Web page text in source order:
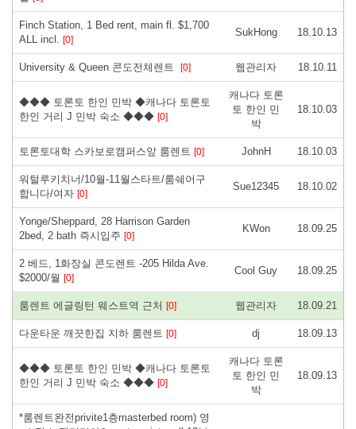
Finch Station, 1 Bed rent, main fl. $1,700
ALL incl. [0]
SukHong 18.10.13
University & Queen 콘도전체렌트 [0] 웹관리자 18.10.11
◆◆◆ 토론토 한인 민박 ◆캐나다 토론토
한인 거리 J 민박 숙소 ◆◆◆ [0]
캐나다 토론
토 한인 민
박
18.10.03
토론토대학 스카보로캠퍼스앞 룸렌트 [0] JohnH 18.10.03
워털루키치너/10월-11월스타트/룸쉐어구
합니다/여자 [0]
Sue12345 18.10.02
Yonge/Sheppard, 28 Harrison Garden
2bed, 2 bath 즉시입주 [0]
KWon 18.09.25
2 베드, 1화장실 콘도렌트 -205 Hilda Ave.
$2000/월 [0]
Cool Guy 18.09.25
룸렌트 에글링턴 웨스트역 근처 [0] 웹관리자 18.09.21
다운타운 깨끗한집 지하 룸렌트 [0] dj 18.09.13
◆◆◆ 토론토 한인 민박 ◆캐나다 토론토
한인 거리 J 민박 숙소 ◆◆◆ [0]
캐나다 토론
토 한인 민
박
18.09.13
*룸렌트완전privite1층masterbed room) 영